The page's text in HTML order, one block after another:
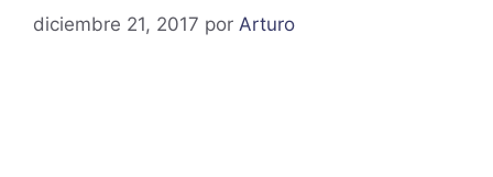
diciembre 21, 2017 por Arturo